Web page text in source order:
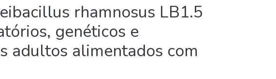
rhamnosus LB1.5
genéticos e
adultos alimentados com